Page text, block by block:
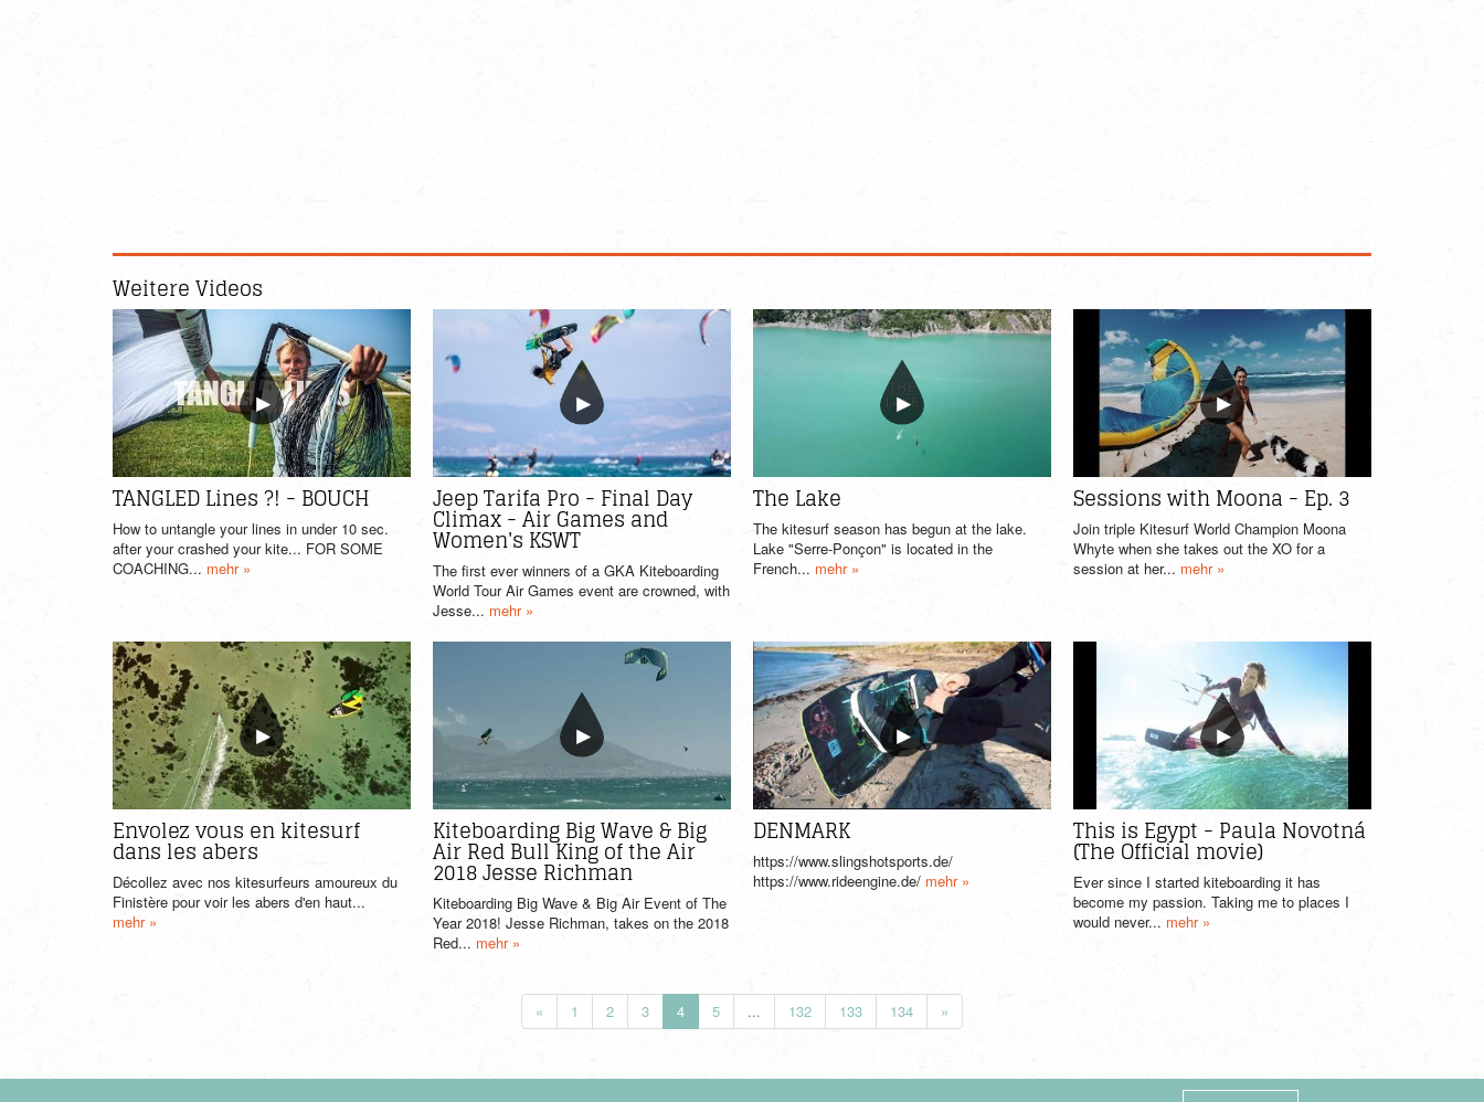
Weitere Videos
TANGLED Lines ?! - BOUCH
How to untangle your lines in under 10 sec.
after your crashed your kite... FOR SOME
COACHING... mehr »
Jeep Tarifa Pro - Final Day
Climax - Air Games and
Women's KSWT
The first ever winners of a GKA Kiteboarding
World Tour Air Games event are crowned, with
Jesse... mehr »
The Lake
The kitesurf season has begun at the lake.
Lake "Serre-Ponçon" is located in the
French... mehr »
Sessions with Moona - Ep. 3
Join triple Kitesurf World Champion Moona
Whyte when she takes out the XO for a
session at her... mehr »
Envolez vous en kitesurf
dans les abers
Décollez avec nos kitesurfeurs amoureux du
Finistère pour voir les abers d'en haut...
mehr »
Kiteboarding Big Wave & Big
Air Red Bull King of the Air
2018 Jesse Richman
Kiteboarding Big Wave & Big Air Event of The
Year 2018! Jesse Richman, takes on the 2018
Red... mehr »
DENMARK
https://www.slingshotsports.de/
https://www.rideengine.de/ mehr »
This is Egypt - Paula Novotná
(The Official movie)
Ever since I started kiteboarding it has
become my passion. Taking me to places I
would never... mehr »
« 1 2 3 4 5 ... 132 133 134 »